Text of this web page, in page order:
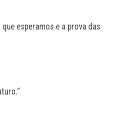
esperamos e a prova das